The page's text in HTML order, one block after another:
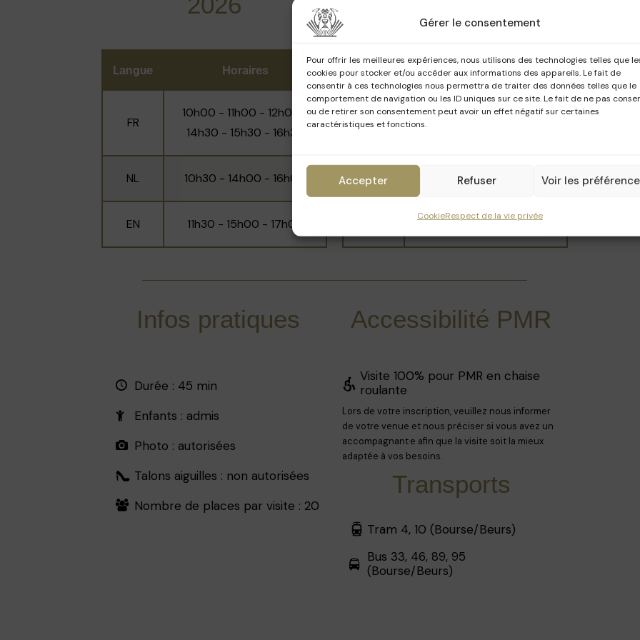
Gérer le consentement
Pour offrir les meilleures expériences, nous utilisons des technologies telles que
cookies pour stocker et/ou accéder aux informations des appareils. Le fait de
consentir à ces technologies nous permettra de traiter des données telles que le
comportement de navigation ou les ID uniques sur ce site. Le fait de ne pas
ou de retirer son consentement peut avoir un effet négatif sur certaines
caractéristiques et fonctions.
Accepter Refuser Voir les
CookieRespect de la vie privée
Après une longue opération de restauration, le Palace a rouvert ses portes
en 2018. La visite se focalise sur le foyer Hamesse et sa galerie qui ont été
restaurés à l’identique.
Langue Horaires
FR
10h00 - 11h00 - 12h00 -
14h30 - 15h30 - 16h30
NL 10h30 - 14h00 - 16h00
EN 11h30 - 15h00 - 17h00
Langue Horaires
FR
10h30 - 11h30 - 14h00 -
15h00 - 16h00 - 17h00
NL 10h00 - 12h00 - 15h30
11h00 - 14h30 - 16h30
Infos pratiques
Durée : 45 min
Enfants : admis
Photo : autorisées
Talons aiguilles : non autorisées
Nombre de places par visite : 20
Accessibilité PMR
Visite 100% pour PMR en chaise
roulante
Lors de votre inscription, veuillez nous informer
de votre venue et nous préciser si vous avez un
accompagnant·e afin que la visite soit la mieux
adaptée à vos besoins.
Transports
Tram 4, 10 (Bourse/Beurs)
Bus 33, 46, 89, 95
(Bourse/Beurs)